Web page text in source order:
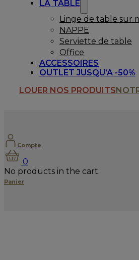
LA TABLE
Linge de table sur
NAPPE
Serviette de table
Office
ACCESSOIRES
OUTLET JUSQU’A -50%
LOUER NOS PRODUITS
Compte
0
No products in the cart.
Panier